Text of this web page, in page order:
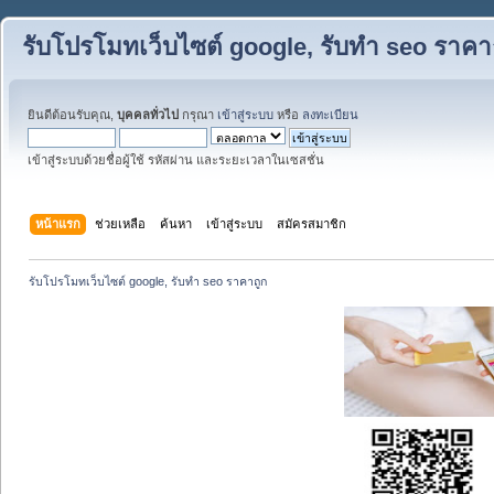
รับโปรโมทเว็บไซต์ google, รับทำ seo ราค
ยินดีต้อนรับคุณ, บุคคลทั่วไป กรุณา เข้าสู่ระบบ หรือ ลงทะเบียน
เข้าสู่ระบบด้วยชื่อผู้ใช้ รหัสผ่าน และระยะเวลาในเซสชั่น
หน้าแรก ช่วยเหลือ ค้นหา เข้าสู่ระบบ สมัครสมาชิก
รับโปรโมทเว็บไซต์ google, รับทำ seo ราคาถูก